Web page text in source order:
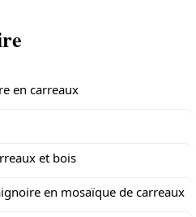
en carreaux
et bois
en mosaïque de carreaux